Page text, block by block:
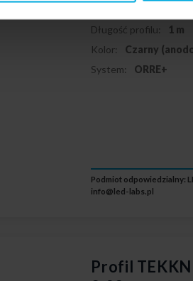
Długość profilu:
1 m
Kolor:
Czarny
System:
ORRE+
Podmiot odpowiedzialny:
info@led-labs.pl
Profil